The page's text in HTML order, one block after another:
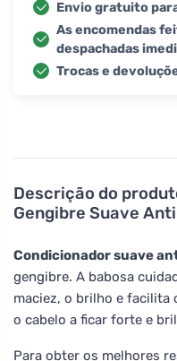
Descrição do
Gengibre Suave
Condicionador suave
gengibre. A babosa
maciez, o brilho e facilita
o cabelo a ficar forte e
Para obter os melhores
Envio gratuito
As encomendas
despachadas
Trocas e